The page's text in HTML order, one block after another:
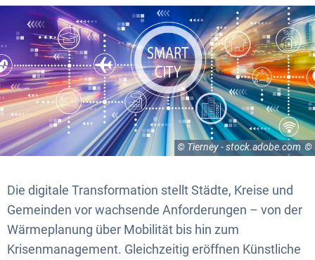
© Tierney - stock.adobe.com
Die digitale Transformation stellt Städte, Kreise und
Gemeinden vor wachsende Anforderungen – von der
Wärmeplanung über Mobilität bis hin zum
Krisenmanagement. Gleichzeitig eröffnen Künstliche